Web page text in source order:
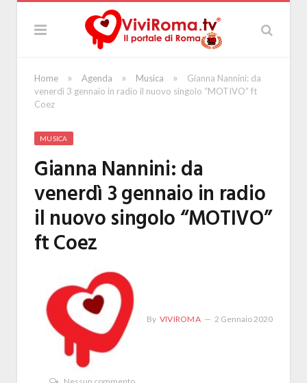
Home » Agenda » Musica »
Gianna Nannini: da
venerdì 3 gennaio in radio il nuovo singolo “MOTIVO” ft
Coez
MUSICA
Gianna Nannini: da
venerdì 3 gennaio in radio
il nuovo singolo “MOTIVO”
ft Coez
By VIVIROMA 2 Gennaio 2020